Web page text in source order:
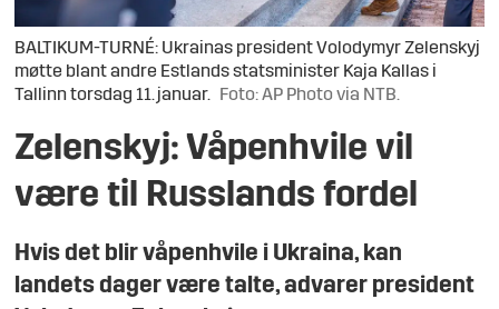
BALTIKUM-TURNÉ: Ukrainas president Volodymyr Zelenskyj
møtte blant andre Estlands statsminister Kaja Kallas i
Tallinn torsdag 11. januar.
Foto: AP Photo via NTB.
Zelenskyj: Våpenhvile vil
være til Russlands fordel
Hvis det blir våpenhvile i Ukraina, kan
landets dager være talte, advarer president